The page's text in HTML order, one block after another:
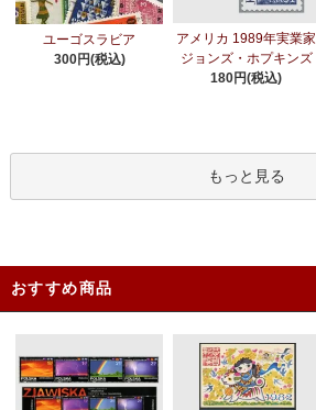
ユーゴスラビア
300円(税込)
アメリカ 1989年実業家
ジョンズ・ホプキンズ
180円(税込)
もっと見る
おすすめ商品